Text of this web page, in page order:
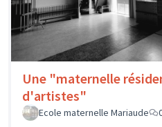
Une "maternelle
d'artistes"
Ecole maternelle Mariaude